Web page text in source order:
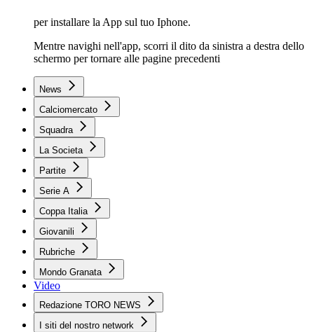
per installare la App sul tuo Iphone.
Mentre navighi nell'app, scorri il dito da sinistra a destra dello
schermo per tornare alle pagine precedenti
News
Calciomercato
Squadra
La Societa
Partite
Serie A
Coppa Italia
Giovanili
Rubriche
Mondo Granata
Video
Redazione TORO NEWS
I siti del nostro network